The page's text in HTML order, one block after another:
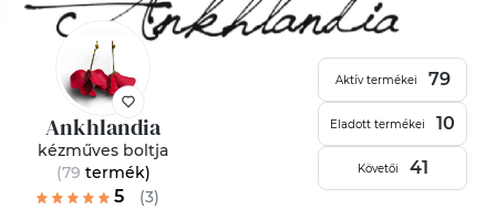
Ankhlandia
kézműves boltja
(79 termék)
5 (3)
Aktív termékei 79
Eladott termékei 10
Követői 41